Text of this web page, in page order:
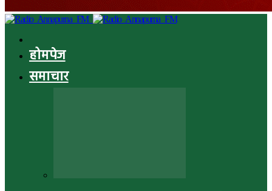
होमपेज
समाचार